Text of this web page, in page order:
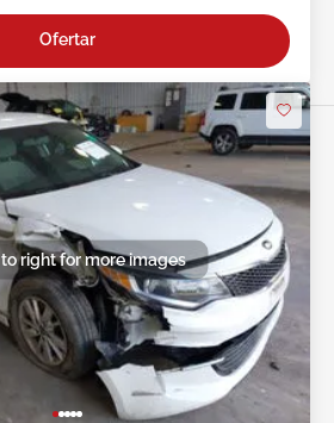
Ofertar
right for more images